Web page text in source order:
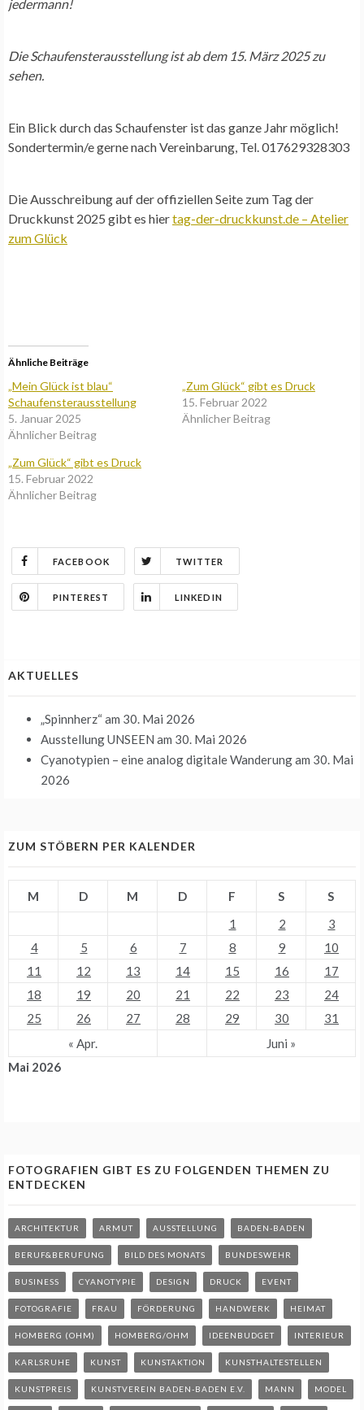
jedermann!
Die Schaufensterausstellung ist ab dem 15. März 2025 zu
sehen.
Ein Blick durch das Schaufenster ist das ganze Jahr möglich!
Sondertermin/e gerne nach Vereinbarung, Tel. 017629328303
Die Ausschreibung auf der offiziellen Seite zum Tag der
Druckkunst 2025 gibt es hiertag-der-druckkunst.de – Atelier
zum Glück
Ähnliche Beiträge
„Mein Glück ist blau“
Schaufensterausstellung
5. Januar 2025
Ähnlicher Beitrag
„Zum Glück“ gibt es Druck
15. Februar 2022
Ähnlicher Beitrag
„Zum Glück“ gibt es Druck
15. Februar 2022
Ähnlicher Beitrag
FACEBOOK TWITTER
PINTEREST LINKEDIN
AKTUELLES
„Spinnherz“ am 30. Mai 2026
Ausstellung UNSEEN am 30. Mai 2026
Cyanotypien – eine analog digitale Wanderungam 30. Mai
2026
ZUM STÖBERN PER KALENDER
Mai 2026
M D M D F S
S
1
2
3
4
5 6 7 8 9
10
11
12 13 14 15 16
17
18
19 20 21 22 23
24
25
26 27 28 29 30
31
« Apr.
Juni »
FOTOGRAFIEN GIBT ES ZU FOLGENDEN THEMEN ZU
ENTDECKEN
ARCHITEKTUR ARMUT AUSSTELLUNG BADEN-BADEN
BERUF&BERUFUNG BILD DES MONATS BUNDESWEHR
BUSINESS CYANOTYPIE DESIGN DRUCK EVENT
FOTOGRAFIE FRAU FÖRDERUNG HANDWERK HEIMAT
HOMBERG (OHM) HOMBERG/OHM IDEENBUDGET INTERIEUR
KARLSRUHE KUNST KUNSTAKTION KUNSTHALTESTELLEN
KUNSTPREIS KUNSTVEREIN BADEN-BADEN E.V. MANN MODEL